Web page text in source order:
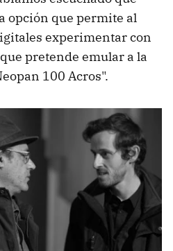
opción que permite al
experimentar con
pretende emular a la
100 Acros".